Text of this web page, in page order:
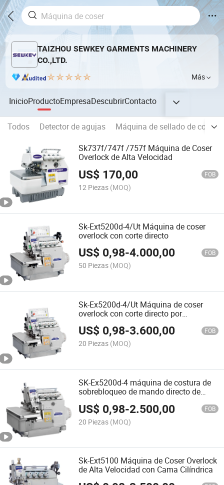
TAIZHOU SEWKEY GARMENTS MACHINERY
CO.,LTD.
Más
InicioProductoEmpresaDescubrirContacto
Todos Detector de agujas
Máquina de sellado de
Sk737f/747f /757f Máquina de Coser
Overlock de Alta Velocidad
US$ 170,00 FOB
12 Piezas (MOQ)
Sk-Ext5200d-4/Ut Máquina de coser
overlock con corte directo
US$ 0,98-4.000,00 FOB
50 Piezas (MOQ)
Sk-Ex5200d-4/Ut Máquina de coser
overlock con corte directo por
computadora
US$ 0,98-3.600,00 FOB
20 Piezas (MOQ)
SK-Ex5200d-4 máquina de costura de
sobrebloqueo de mando directo de
US$ 0,98-2.500,00 FOB
20 Piezas (MOQ)
Sk-Ext5100 Máquina de Coser Overlock
de Alta Velocidad con Cama Cilíndrica